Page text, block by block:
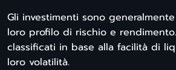
Gli investimenti sono
loro profilo di rischio e
classificati in base alla facilità di
loro volatilità.